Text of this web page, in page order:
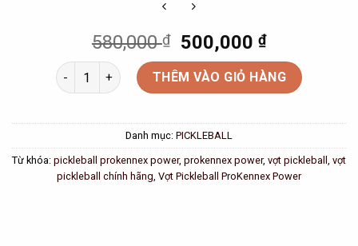
580,000₫
Original
price
was:
580,000 ₫.
500,000₫Current
price
is:
500,000
Vợt Pickleball ProKennex Power tặng kèm quấn cán
THÊM VÀO GIỎ HÀNG
Danh mục: PICKLEBALL
Từ khóa: pickleball prokennex power, prokennex power, vợt pickleball , vợt
pickleball chính hãng, Vợt Pickleball ProKennex Power